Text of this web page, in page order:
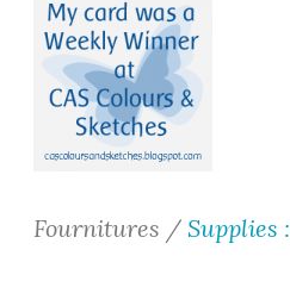
Fournitures / Supplies :